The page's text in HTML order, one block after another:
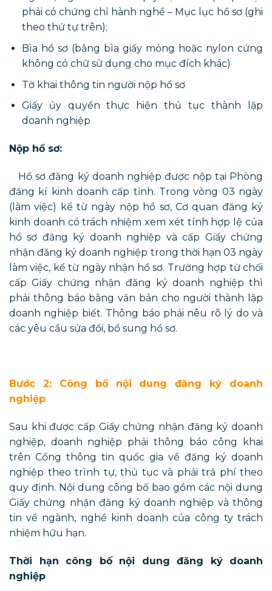
phải có chứng chỉ hành nghề – Mục lục hồ sơ (ghi
theo thứ tự trên);
Bìa hồ sơ (bằng bìa giấy mỏng hoặc nylon cứng
không có chữ sử dụng cho mục đích khác)
Tờ khai thông tin người nộp hồ sơ
Giấy ủy quyền thực hiện thủ tục thành lập
doanh nghiệp
Nộp hồ sơ:
Hồ sơ đăng ký doanh nghiệp được nộp tại Phòng
đăng kí kinh doanh cấp tỉnh. Trong vòng 03 ngày
(làm việc) kể từ ngày nộp hồ sơ, Cơ quan đăng ký
kinh doanh có trách nhiệm xem xét tính hợp lệ của
hồ sơ đăng ký doanh nghiệp và cấp Giấy chứng
nhận đăng ký doanh nghiệp trong thời hạn 03 ngày
làm việc, kể từ ngày nhận hồ sơ. Trường hợp từ chối
cấp Giấy chứng nhận đăng ký doanh nghiệp thì
phải thông báo bằng văn bản cho người thành lập
doanh nghiệp biết. Thông báo phải nêu rõ lý do và
các yêu cầu sửa đổi, bổ sung hồ sơ.
Bước 2: Công bố nội dung đăng ký doanh
nghiệp
Sau khi được cấp Giấy chứng nhận đăng ký doanh
nghiệp, doanh nghiệp phải thông báo công khai
trên Cổng thông tin quốc gia về đăng ký doanh
nghiệp theo trình tự, thủ tục và phải trả phí theo
quy định. Nội dung công bố bao gồm các nội dung
Giấy chứng nhận đăng ký doanh nghiệp và thông
tin về ngành, nghề kinh doanh của công ty trách
nhiệm hữu hạn.
Thời hạn công bố nội dung đăng ký doanh
nghiệp